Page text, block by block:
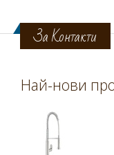
За Контакти
Най-нови